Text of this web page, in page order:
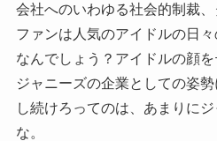
会社へのいわゆる社会的制裁、
ファンは人気のアイドルの日
なんでしょう？アイドルの顔
ジャニーズの企業としての姿
し続けろってのは、あまりに
な。